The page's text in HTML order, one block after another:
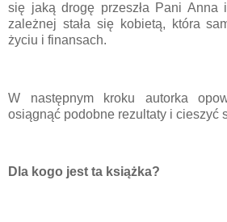
się jaką drogę przeszła Pani Anna
zależnej stała się kobietą, która
życiu i finansach.
W następnym kroku autorka
osiągnąć podobne rezultaty i cieszyć
Dla kogo jest ta książka?